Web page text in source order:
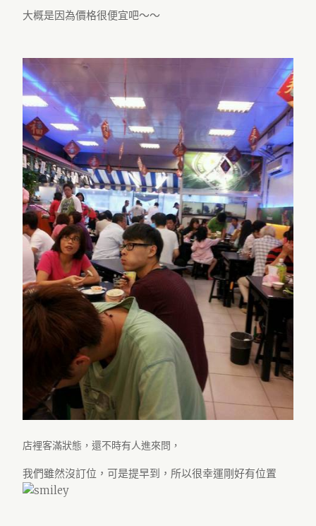
大概是因為價格很便宜吧～～
店裡客滿狀態，還不時有人進來問，
我們雖然沒訂位，可是提早到，所以很幸運剛好有位置